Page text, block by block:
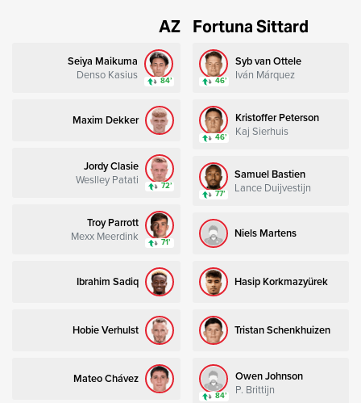
AZ
Seiya Maikuma
Denso Kasius 84’
Maxim Dekker
Jordy Clasie
Weslley Patati 72’
Troy Parrott
Mexx Meerdink 71’
Ibrahim Sadiq
Hobie Verhulst
Mateo Chávez
Fortuna Sittard
Syb van Ottele
Iván Márquez
46’
Kristoffer Peterson
Kaj Sierhuis
46’
Samuel Bastien
Lance Duijvestijn
77’
Niels Martens
Hasip Korkmazyürek
Tristan Schenkhuizen
Owen Johnson
P. Brittijn
84’